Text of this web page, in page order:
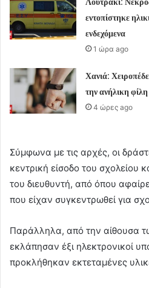
εντοπίστηκε
ενδεχόμενα
1 ώρα ago
Χανιά:
την ανήλικη
4 ώρες ago
Σύμφωνα με τις αρχές, οι
κεντρική είσοδο του σχολείου
του διευθυντή, από όπου
που είχαν συγκεντρωθεί για
Παράλληλα, από την αίθουσα
εκλάπησαν έξι ηλεκτρονικοί
προκλήθηκαν εκτεταμένες